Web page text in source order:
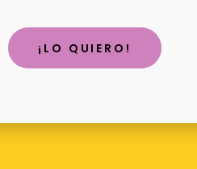
¡LO QUIERO!